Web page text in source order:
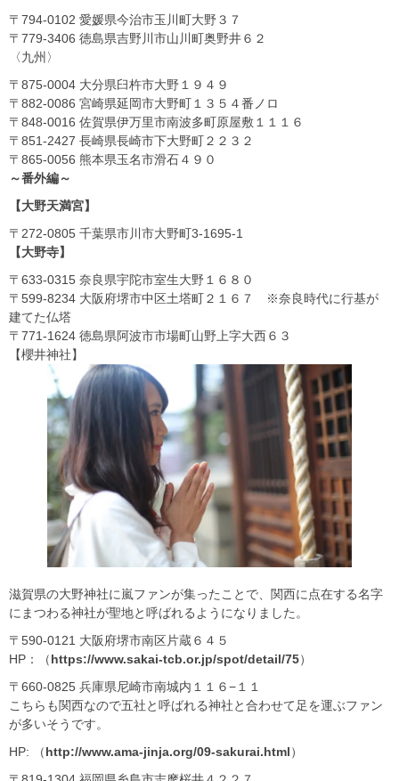
〒794-0102 愛媛県今治市玉川町大野３７
〒779-3406 徳島県吉野川市山川町奥野井６２
〈九州〉
〒875-0004 大分県臼杵市大野１９４９
〒882-0086 宮崎県延岡市大野町１３５４番ノロ
〒848-0016 佐賀県伊万里市南波多町原屋敷１１１６
〒851-2427 長崎県長崎市下大野町２２３２
〒865-0056 熊本県玉名市滑石４９０
～番外編～
【大野天満宮】
〒272-0805 千葉県市川市大野町3-1695-1
【大野寺】
〒633-0315 奈良県宇陀市室生大野１６８０
〒599-8234 大阪府堺市中区土塔町２１６７ ※奈良時代に行基が
建てた仏塔
〒771-1624 徳島県阿波市市場町山野上字大西６３
【櫻井神社】
滋賀県の大野神社に嵐ファンが集ったことで、関西に点在する名字
にまつわる神社が聖地と呼ばれるようになりました。
〒590-0121 大阪府堺市南区片蔵６４５
HP：（https://www.sakai-tcb.or.jp/spot/detail/75）
〒660-0825 兵庫県尼崎市南城内１１６−１１
こちらも関西なので五社と呼ばれる神社と合わせて足を運ぶファン
が多いそうです。
HP: （http://www.ama-jinja.org/09-sakurai.html）